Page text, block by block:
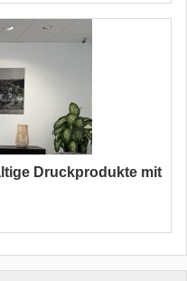
Druckprodukte mit